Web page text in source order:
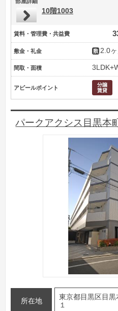
10階1003
賃料・管理費・共益費
敷金・礼金 2.0ヶ
間取・面積
アピールポイント
パークアクシス目黒本
所在地
東京都目黒区目黒
１